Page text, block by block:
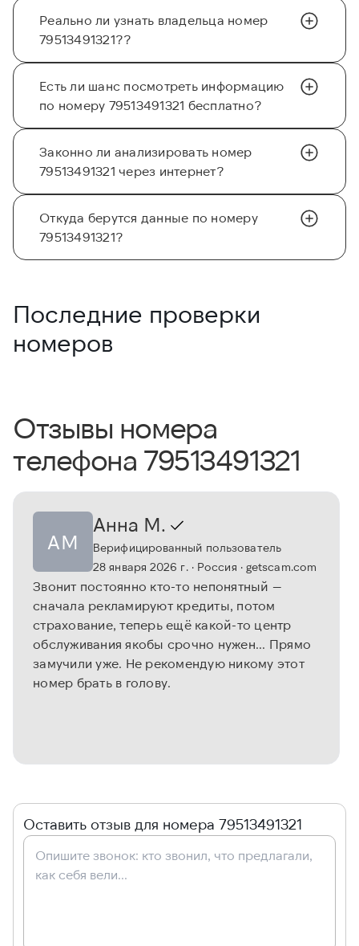
Реально ли узнать владельца номер
79513491321??
Есть ли шанс посмотреть информацию
по номеру 79513491321 бесплатно?
Законно ли анализировать номер
79513491321 через интернет?
Откуда берутся данные по номеру
79513491321?
Последние проверки
номеров
Отзывы номера
телефона 79513491321
АМ
Анна М.
Верифицированный пользователь
28 января 2026 г.· Россия · getscam.com
Звонит постоянно кто-то непонятный —
сначала рекламируют кредиты, потом
страхование, теперь ещё какой-то центр
обслуживания якобы срочно нужен... Прямо
замучили уже. Не рекомендую никому этот
номер брать в голову.
Оставить отзыв для номера 79513491321